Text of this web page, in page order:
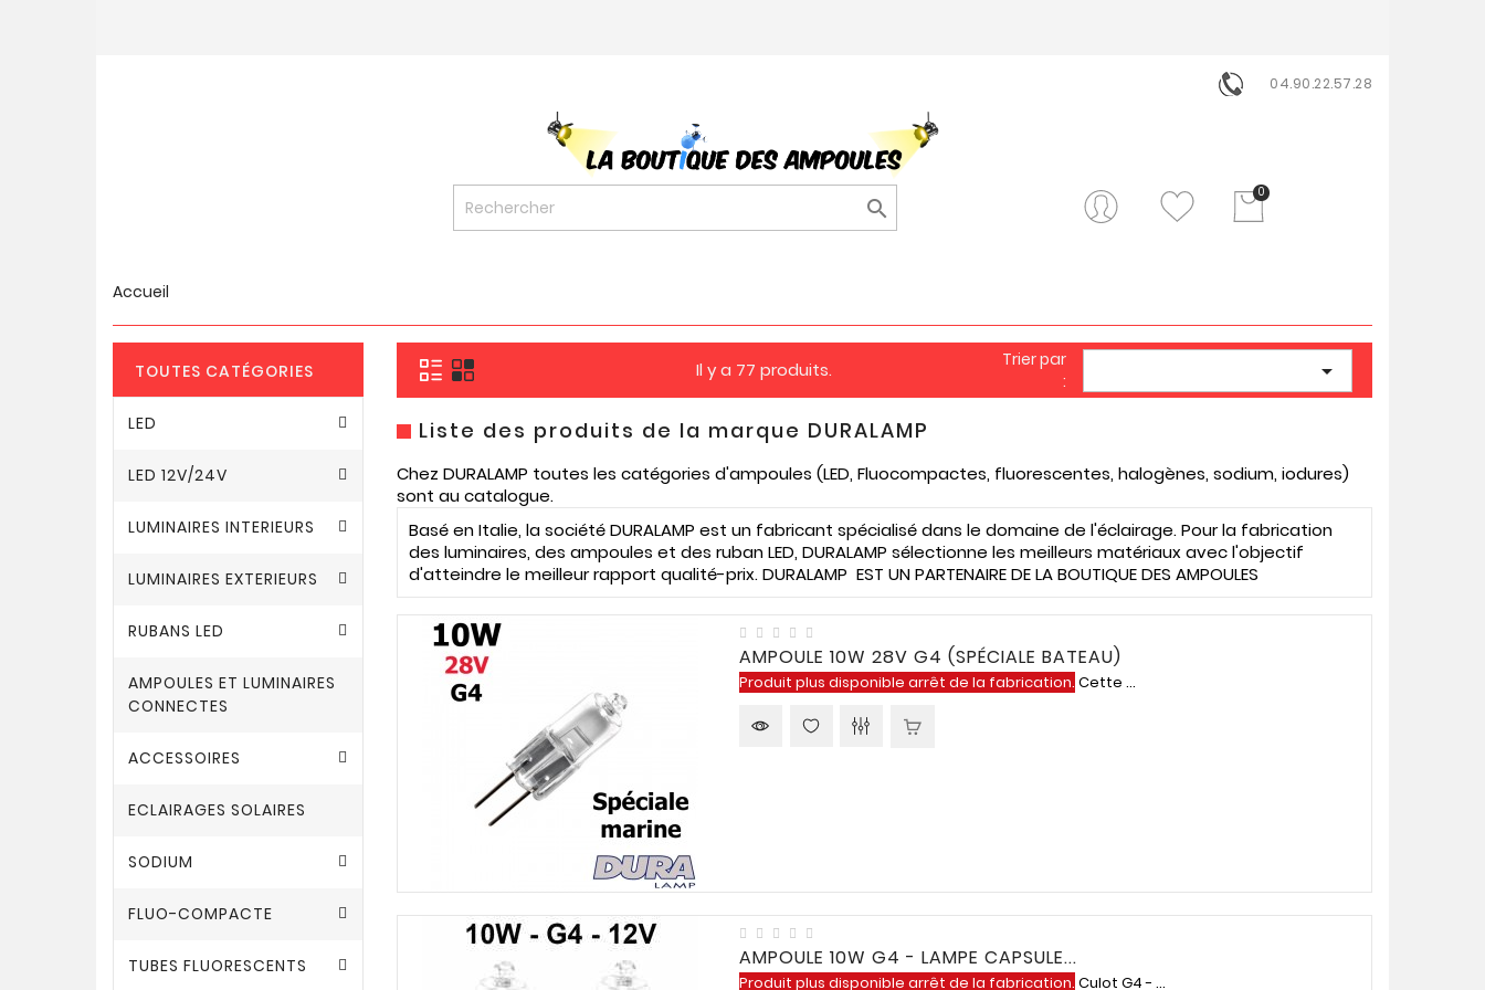
04.90.22.57.28
0

Accueil
TOUTES CATÉGORIES
LED
LED 12V/24V
LUMINAIRES INTERIEURS
LUMINAIRES EXTERIEURS
RUBANS LED
AMPOULES ET LUMINAIRES
CONNECTES
ACCESSOIRES
ECLAIRAGES SOLAIRES
SODIUM
FLUO-COMPACTE
TUBES FLUORESCENTS
Il y a 77 produits.
Trier par
:

Liste des produits de la marque DURALAMP
Chez DURALAMP toutes les catégories d'ampoules (LED, Fluocompactes, fluorescentes, halogènes, sodium, iodures)
sont au catalogue.
Basé en Italie, la société DURALAMP est un fabricant spécialisé dans le domaine de l'éclairage. Pour la fabrication
des luminaires, des ampoules et des ruban LED, DURALAMP sélectionne les meilleurs matériaux avec l'objectif
d'atteindre le meilleur rapport qualité-prix. DURALAMP EST UN PARTENAIRE DE LA BOUTIQUE DES AMPOULES
AMPOULE 10W 28V G4 (SPÉCIALE BATEAU)
Produit plus disponible arrêt de la fabrication. Cette ...
AMPOULE 10W G4 - LAMPE CAPSULE...
Produit plus disponible arrêt de la fabrication. Culot G4 - ...